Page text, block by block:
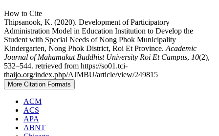
How to Cite
Thipsanook, K. (2020). Development of Participatory
Administration Model in Education Institution to Develop the
Student with Special Needs of Nong Phok Municipality
Kindergarten, Nong Phok District, Roi Et Province. Academic
Journal of Mahamakut Buddhist University Roi Et Campus, 10(2),
532–544. retrieved from https://so01.tci-
thaijo.org/index.php/AJMBU/article/view/249815
More Citation Formats
ACM
ACS
APA
ABNT